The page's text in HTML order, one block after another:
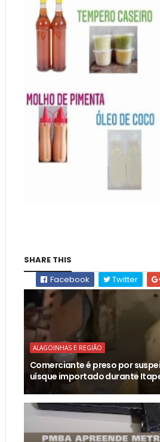
SHARE THIS
Facebook
Twitter
ALAGOINHAS E REGIÃO
Comerciante é preso por
uísque importado durante